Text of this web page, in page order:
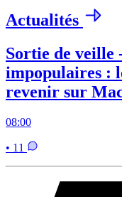
Actualités
Sortie de veille
impopulaires :
revenir sur
08:00
• 11